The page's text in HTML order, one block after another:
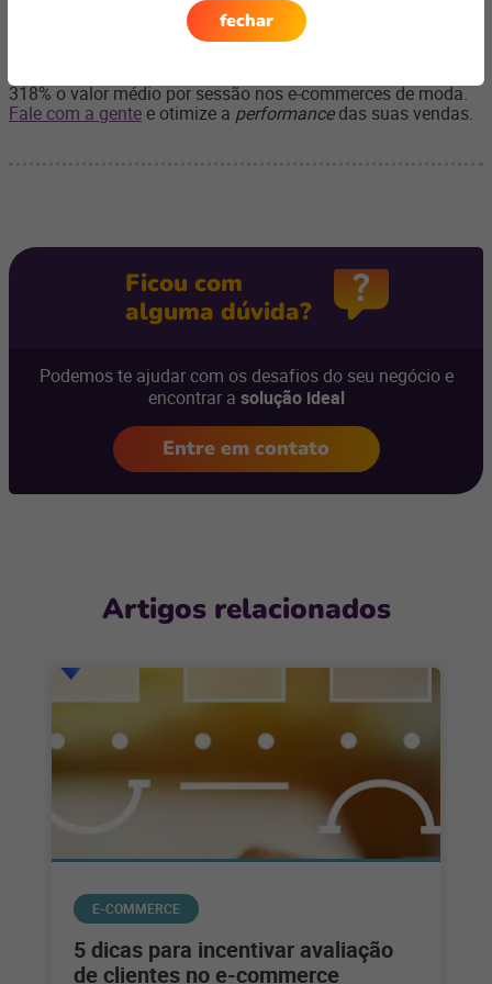
se tornam essenciais para aumentar as
vendas do seu negócio.
318% o valor médio por sessão nos e-commerces de moda.
Fale com a gente e otimize a performancedas suas vendas.
Ficou com
alguma dúvida?
Podemos te ajudar com os desafios do seu negócio e
encontrar a solução ideal
Entre em contato
Artigos relacionados
E-COMMERCE
5 dicas para incentivar avaliação
de clientes no e-commerce
fechar